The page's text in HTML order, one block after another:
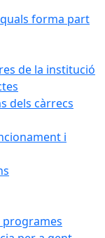
forma part
de la institució
dels càrrecs
i
programes